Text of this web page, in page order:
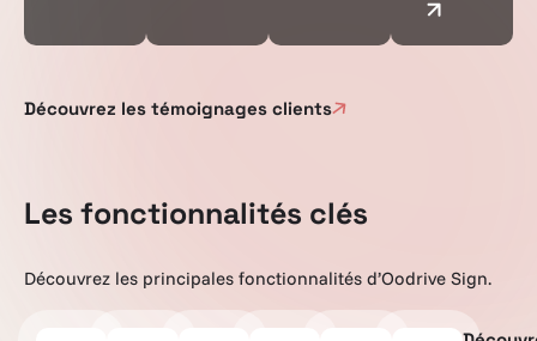
Découvrez les témoignages clients
Les fonctionnalités clés
Découvrez les principales fonctionnalités d’Oodrive Sign.